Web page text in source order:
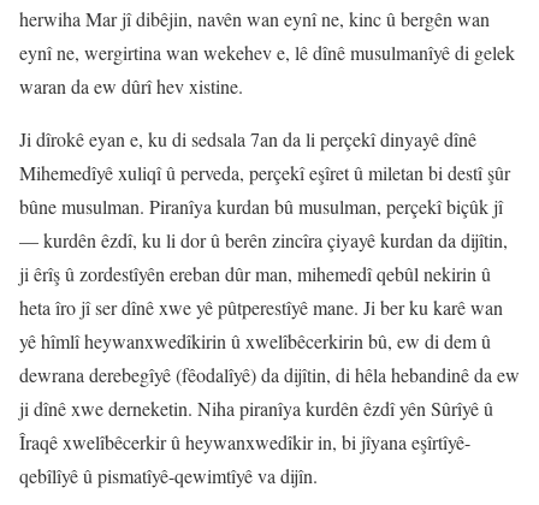
herwiha Mar jî dibêjin, navên wan eynî ne, kinc û bergên wan
eynî ne, wergirtina wan wekehev e, lê dînê musulmanîyê di gelek
waran da ew dûrî hev xistine.
Ji dîrokê eyan e, ku di sedsala 7an da li perçekî dinyayê dînê
Mihemedîyê xuliqî û perveda, perçekî eşîret û miletan bi destî şûr
bûne musulman. Piranîya kurdan bû musulman, perçekî biçûk jî
— kurdên êzdî, ku li dor û berên zincîra çiyayê kurdan da dijîtin,
ji êrîş û zordestîyên ereban dûr man, mihemedî qebûl nekirin û
heta îro jî ser dînê xwe yê pûtperestîyê mane. Ji ber ku karê wan
yê hîmlî heywanxwedîkirin û xwelîbêcerkirin bû, ew di dem û
dewrana derebegîyê (fêodalîyê) da dijîtin, di hêla hebandinê da ew
ji dînê xwe derneketin. Niha piranîya kurdên êzdî yên Sûrîyê û
Îraqê xwelîbêcerkir û heywanxwedîkir in, bi jîyana eşîrtîyê-
qebîlîyê û pismatîyê-qewimtîyê va dijîn.